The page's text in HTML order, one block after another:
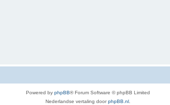
Powered by phpBB® Forum Software © phpBB Limited
Nederlandse vertaling doorphpBB.nl